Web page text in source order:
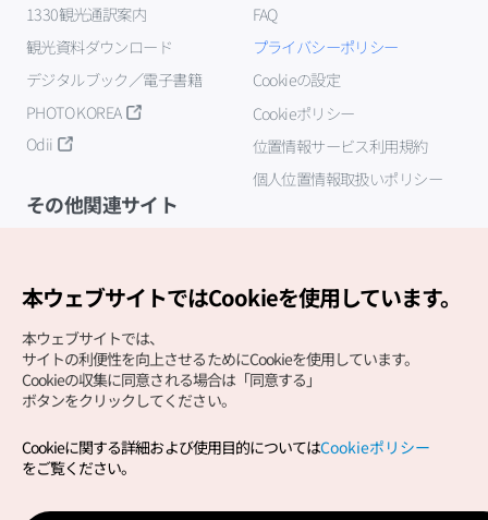
1330観光通訳案内
観光資料ダウンロード
デジタルブック／電子書籍
PHOTO KOREA
Odii
FAQ
プライバシーポリシー
Cookieの設定
Cookieポリシー
位置情報サービス利用規約
個人位置情報取扱いポリシー
その他関連サイト
Copyright (c) Korea Tourism Organization All Rights
サイトエラー報告公式メール
本ウェブサイトではCookieを使用しています。
本ウェブサイトでは、
サイトの利便性を向上させるためにCookieを使用しています。
Cookieの収集に同意される場合は「同意する」
ボタンをクリックしてください。
Cookieに関する詳細および使用目的についてはCookieポリシー
をご覧ください。